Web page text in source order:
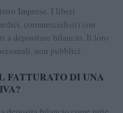
Imprese. I liberi
commercialisti) con
a depositare bilancio. Il loro
non pubblici.
FATTURATO DI UNA